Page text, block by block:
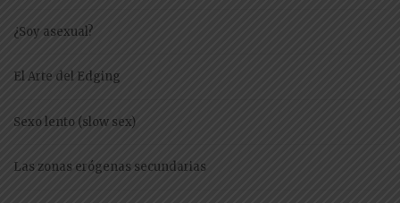
¿Soy asexual?
El Arte del Edging
Sexo lento (slow sex)
Las zonas erógenas secundarias